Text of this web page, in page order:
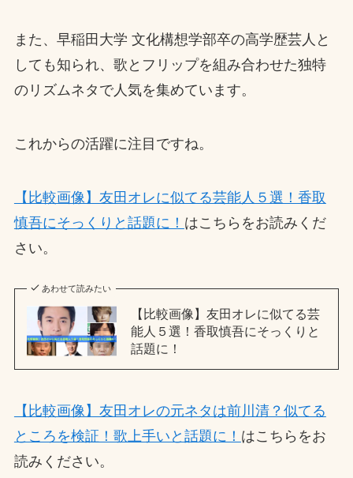
また、早稲田大学 文化構想学部卒の高学歴芸人と
しても知られ、歌とフリップを組み合わせた独特
のリズムネタで人気を集めています。
これからの活躍に注目ですね。
【比較画像】友田オレに似てる芸能人５選！香取
慎吾にそっくりと話題に！ はこちらをお読みくだ
さい。
あわせて読みたい
【比較画像】友田オレに似てる芸
能人５選！香取慎吾にそっくりと
話題に！
【比較画像】友田オレの元ネタは前川清？似てる
ところを検証！歌上手いと話題に！ はこちらをお
読みください。